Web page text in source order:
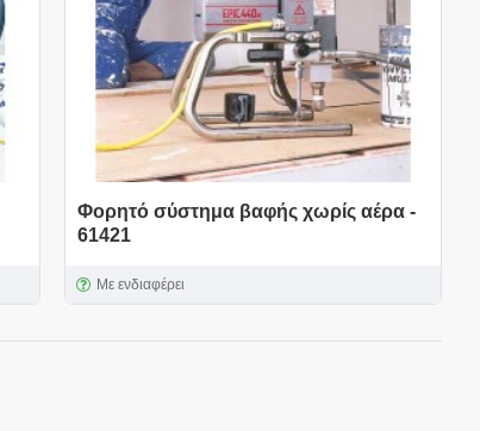
Φορητό σύστημα βαφής χωρίς αέρα -
61421
Με ενδιαφέρει